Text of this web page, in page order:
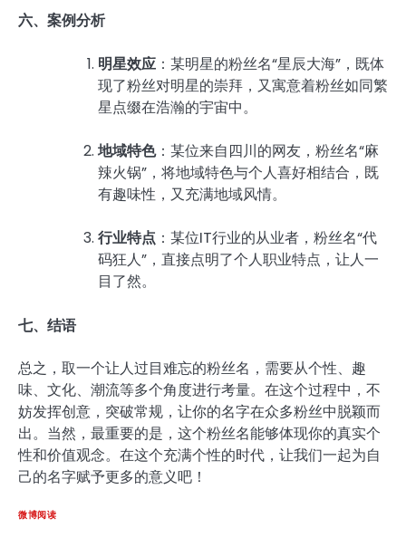
六、案例分析
明星效应 ：某明星的粉丝名“星辰大海”，既体
现了粉丝对明星的崇拜，又寓意着粉丝如同繁
星点缀在浩瀚的宇宙中。
地域特色：某位来自四川的网友，粉丝名“麻
辣火锅”，将地域特色与个人喜好相结合，既
有趣味性，又充满地域风情。
行业特点 ：某位IT行业的从业者，粉丝名“代
码狂人”，直接点明了个人职业特点，让人一
目了然。
七、结语
总之，取一个让人过目难忘的粉丝名，需要从个性、趣
味、文化、潮流等多个角度进行考量。在这个过程中，不
妨发挥创意，突破常规，让你的名字在众多粉丝中脱颖而
出。当然，最重要的是，这个粉丝名能够体现你的真实个
性和价值观念。在这个充满个性的时代，让我们一起为自
己的名字赋予更多的意义吧！
微博阅读